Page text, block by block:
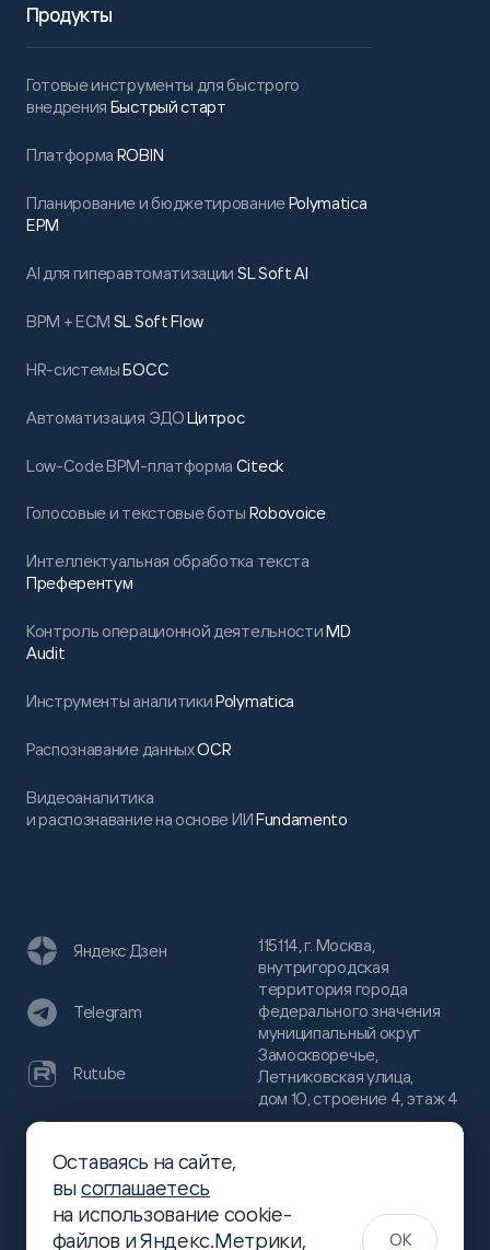
Продукты
Готовые инструменты для быстрого
внедрения Быстрый старт
Платформа ROBIN
Планирование и бюджетированиеPolymatica
EPM
AI для гиперавтоматизации SL Soft AI
BPM + ECM SL Soft Flow
HR-системыБОСС
Автоматизация ЭДОЦитрос
Low-Code BPM-платформа Citeck
Голосовые и текстовые боты Robovoice
Интеллектуальная обработка текста
Преферентум
Контроль операционной деятельностиMD
Audit
Инструменты аналитикиPolymatica
Распознавание данныхOCR
Видеоаналитика
и распознавание на основе ИИFundamento
115114, г. Москва,
внутригородская
территория города
федерального значения
муниципальный округ
Замоскворечье,
Летниковская улица,
дом 10, строение 4, этаж 4
(499)
444-16-51
Яндекс Дзен
Telegram
Rutube
Хабр
Оставаясь на сайте,
высоглашаетесь
на использование cookie-
файлов и Яндекс.Метрики,
OK